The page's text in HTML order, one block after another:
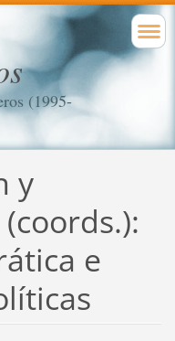
(1995-
y
e